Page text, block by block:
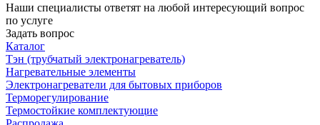
Наши специалисты ответят на любой интересующий вопрос
по услуге
Задать вопрос
Каталог
Тэн (трубчатый электронагреватель)
Нагревательные элементы
Электронагреватели для бытовых приборов
Терморегулирование
Термостойкие комплектующие